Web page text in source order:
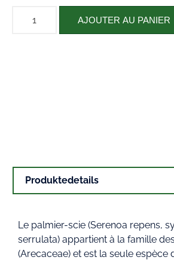
AJOUTER AU PANIER
Produktedetails
Le palmier-scie (Serenoa repens,
serrulata) appartient à la famille
(Arecaceae) et est la seule espèce